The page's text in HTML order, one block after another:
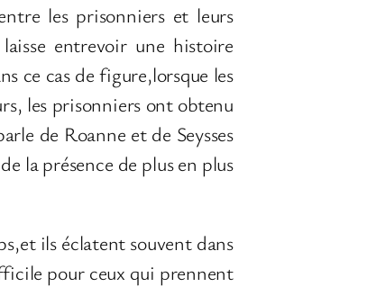
les prisonniers et leurs
entrevoir une histoire
ce cas de figure,lorsque les
les prisonniers ont obtenu
de Roanne et de Seysses
la présence de plus en plus
ils éclatent souvent dans
pour ceux qui prennent